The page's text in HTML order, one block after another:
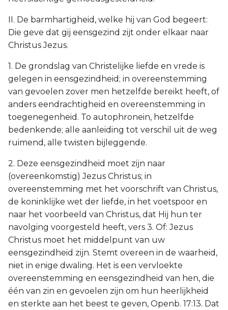
II. De barmhartigheid, welke hij van God begeert:
Die geve dat gij eensgezind zijt onder elkaar naar
Christus Jezus.
1. De grondslag van Christelijke liefde en vrede is
gelegen in eensgezindheid; in overeenstemming
van gevoelen zover men hetzelfde bereikt heeft, of
anders eendrachtigheid en overeenstemming in
toegenegenheid. To autophronein, hetzelfde
bedenkende; alle aanleiding tot verschil uit de weg
ruimend, alle twisten bijleggende.
2. Deze eensgezindheid moet zijn naar
(overeenkomstig) Jezus Christus; in
overeenstemming met het voorschrift van Christus,
de koninklijke wet der liefde, in het voetspoor en
naar het voorbeeld van Christus, dat Hij hun ter
navolging voorgesteld heeft, vers 3. Of: Jezus
Christus moet het middelpunt van uw
eensgezindheid zijn. Stemt overeen in de waarheid,
niet in enige dwaling. Het is een vervloekte
overeenstemming en eensgezindheid van hen, die
één van zin en gevoelen zijn om hun heerlijkheid
en sterkte aan het beest te geven, Openb. 17:13. Dat